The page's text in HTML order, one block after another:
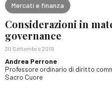
Mercati e finanza
Considerazioni in
governance
30 Settembre 2019
Andrea Perrone
Professore ordinario di diritto
Sacro Cuore